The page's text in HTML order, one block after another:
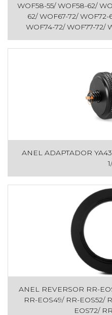
WOF58-55/ WOF58-62/
62/ WOF67-72/
WOF74-72/ WOF77-72/
ANEL ADAPTADOR
ANEL REVERSOR RR-
RR-EOS49/ RR-EOS52/
EOS72/